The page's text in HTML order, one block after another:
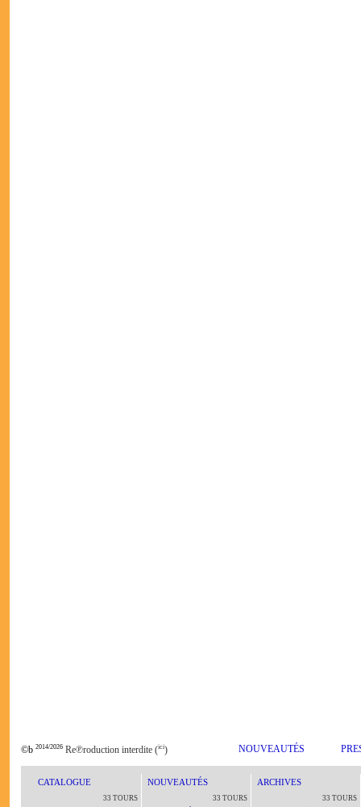
©b 2014/2026 Re℗roduction interdite (ici) NOUVEAUTÉS
CATALOGUE
33 TOURS
NOUVEAUTÉS
33 TOURS
ARCHIVES
33 TOURS